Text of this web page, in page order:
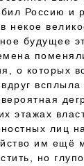
Россию и
некое
будущее
о которых
вдруг
этажах
лиц
им ещё
но